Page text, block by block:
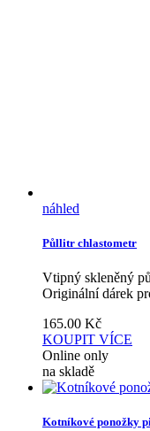
náhled
Půllitr chlastometr
Vtipný skleněný
Originální dárek
165.00 Kč
KOUPIT VÍCE
Online only
na skladě
Kotníkové ponožky